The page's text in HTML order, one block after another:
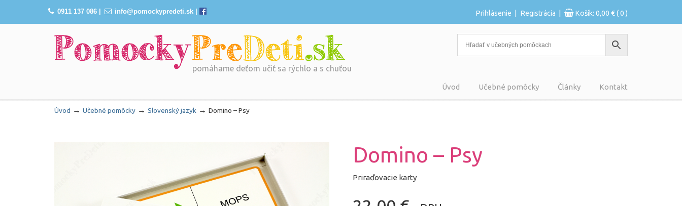
0911 137 086| info@pomockypredeti.sk
pomáhame deťom učiť sa rýchlo a s chuťou
Prihlásenie | Registrácia | Košík: 0,00 €( 0 )
Úvod Učebné pomôcky Články Kontakt
Úvod → Učebné pomôcky → Slovenský jazyk → Domino – Psy
Domino – Psy
Priraďovacie karty